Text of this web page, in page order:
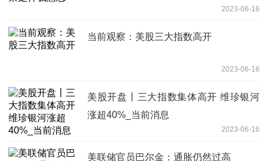
2023-06-16
当前观察：美股三大指数高开
2023-06-16
美股开盘丨三大指数集体高开 维珍银河
涨超40%_当前消息
2023-06-16
美联储官员巴尔金：通胀仍然过高